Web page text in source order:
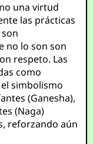
una virtud
las prácticas
no lo son son
respeto. Las
como
simbolismo
(Ganesha),
(Naga)
reforzando aún